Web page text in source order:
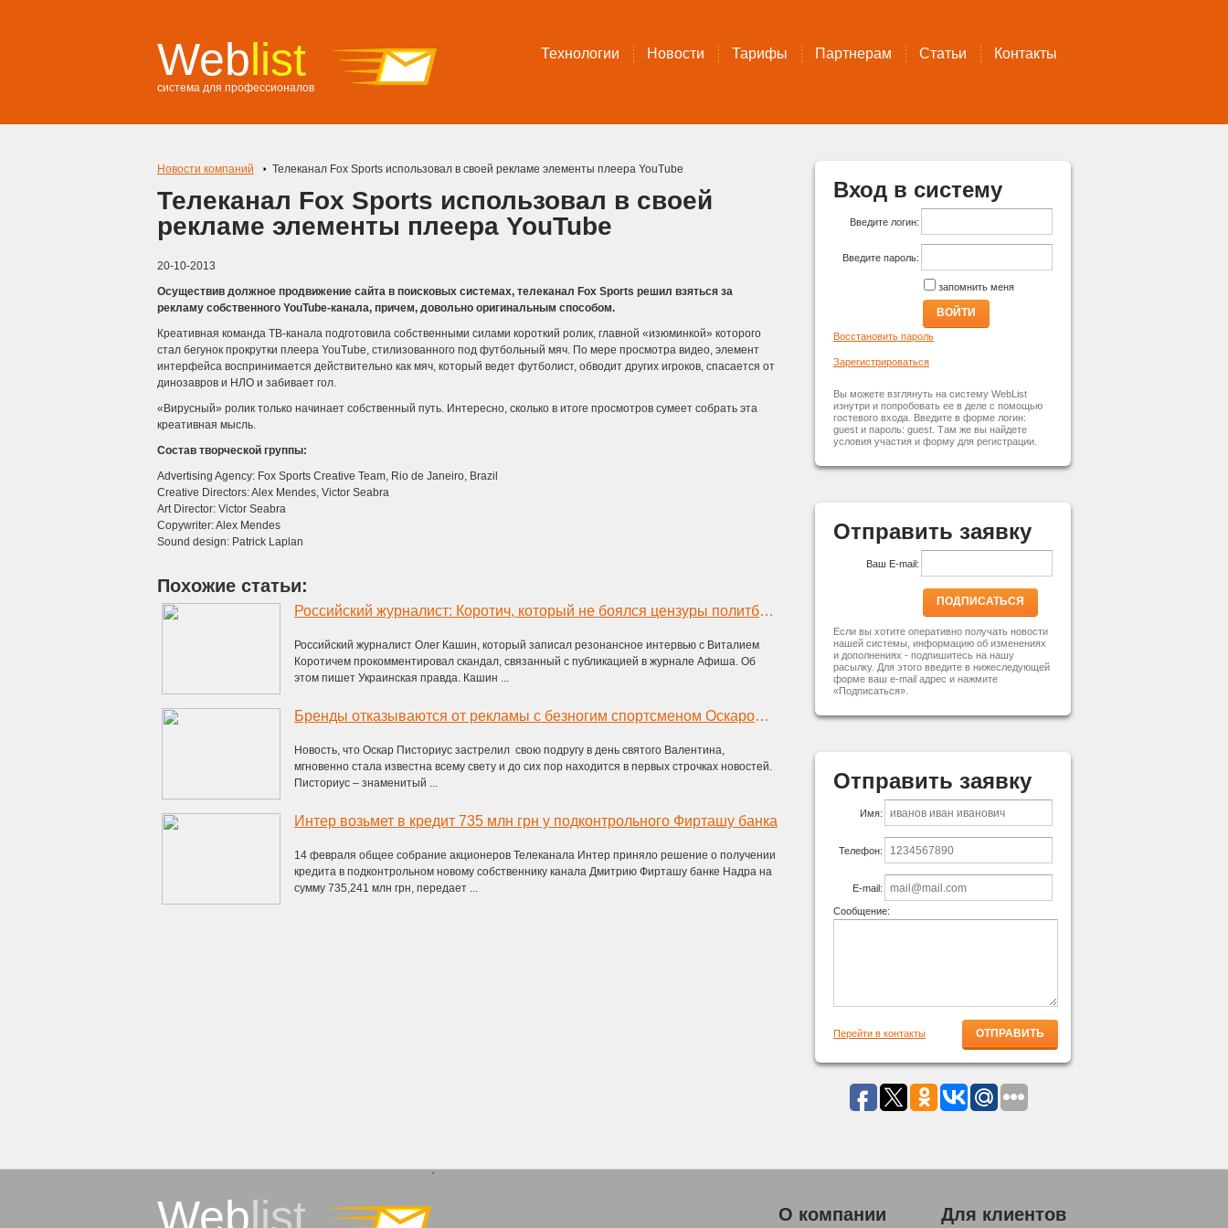
Weblist
система для профессионалов
Технологии Новости Тарифы Партнерам Статьи Контакты
Новости компаний Телеканал Fox Sports использовал в своей рекламе элементы плеера YouTube
Телеканал Fox Sports использовал в своей
рекламе элементы плеера YouTube
20-10-2013
Осуществив должное продвижение сайта в поисковых системах, телеканал Fox Sports решил взяться за
рекламу собственного YouTube-канала, причем, довольно оригинальным способом.
Креативная команда ТВ-канала подготовила собственными силами короткий ролик, главной «изюминкой» которого
стал бегунок прокрутки плеера YouTube, стилизованного под футбольный мяч. По мере просмотра видео, элемент
интерфейса воспринимается действительно как мяч, который ведет футболист, обводит других игроков, спасается от
динозавров и НЛО и забивает гол.
«Вирусный» ролик только начинает собственный путь. Интересно, сколько в итоге просмотров сумеет собрать эта
креативная мысль.
Состав творческой группы:
Advertising Agency: Fox Sports Creative Team, Rio de Janeiro, Brazil
Creative Directors: Alex Mendes, Victor Seabra
Art Director: Victor Seabra
Copywriter: Alex Mendes
Sound design: Patrick Laplan
Похожие статьи:
Российский журналист: Коротич, который не боялся цензуры политбюро, боится Герман – УП
Российский журналист Олег Кашин, который записал резонансное интервью с Виталием
Коротичем прокомментировал скандал, связанный с публикацией в журнале Афиша. Об
этом пишет Украинская правда. Кашин ...
Бренды отказываются от рекламы с безногим спортсменом Оскаром Писториусом, убившим свою подругу
Новость, что Оскар Писториус застрелил свою подругу в день святого Валентина,
мгновенно стала известна всему свету и до сих пор находится в первых строчках новостей.
Писториус – знаменитый ...
Интер возьмет в кредит 735 млн грн у подконтрольного Фирташу банка
14 февраля общее собрание акционеров Телеканала Интер приняло решение о получении
кредита в подконтрольном новому собственнику канала Дмитрию Фирташу банке Надра на
сумму 735,241 млн грн, передает ...
Вход в систему
Введите логин:
Введите пароль:
запомнить меня
ВОЙТИ
Восстановить пароль
Зарегистрироваться
Вы можете взглянуть на систему WebList
изнутри и попробовать ее в деле с помощью
гостевого входа. Введите в форме логин:
guest и пароль: guest. Там же вы найдете
условия участия и форму для регистрации.
Отправить заявку
Ваш E-mail:
ПОДПИСАТЬСЯ
Если вы хотите оперативно получать новости
нашей системы, информацию об изменениях
и дополнениях - подпишитесь на нашу
расылку. Для этого введите в нижеследующей
форме ваш e-mail адрес и нажмите
«Подписаться».
Отправить заявку
Имя:
Телефон:
E-mail:
Сообщение:
Перейти в контакты
Weblist
`
О компании Для клиентов